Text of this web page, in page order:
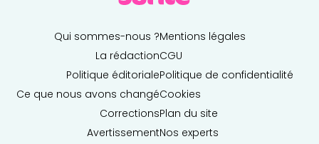
Qui sommes-nous ?
La rédaction
Politique éditoriale
Ce que nous avons changé
Corrections
Avertissement
Mentions légales
CGU
Politique de confidentialité
Cookies
Plan du site
Nos experts